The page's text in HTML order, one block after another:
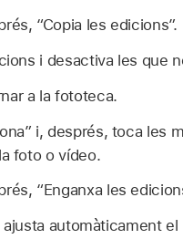
“Copia les edicions”.
i desactiva les que
a la fototeca.
i, després, toca les
foto o vídeo.
“Enganxa les
ajusta automàticament